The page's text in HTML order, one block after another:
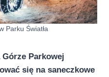
Parku Światła
Parkowej
się na saneczkowe